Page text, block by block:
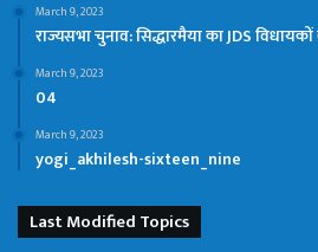
March 9, 2023
राज्यसभा चुनाव: सिद्धारमैया का JDS विधायकों
March 9, 2023
04
March 9, 2023
yogi_akhilesh-sixteen_nine
Last Modified Topics